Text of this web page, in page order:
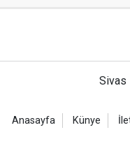
Sivas
Anasayfa Künye